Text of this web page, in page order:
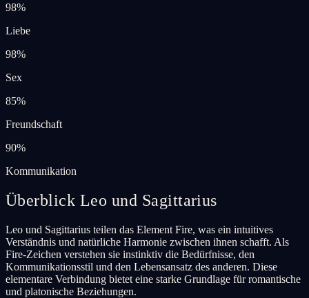
98%
Liebe
98%
Sex
85%
Freundschaft
90%
Kommunikation
Überblick Leo und Sagittarius
Leo und Sagittarius teilen das Element Fire, was ein intuitives
Verständnis und natürliche Harmonie zwischen ihnen schafft. Als
Fire-Zeichen verstehen sie instinktiv die Bedürfnisse, den
Kommunikationsstil und den Lebensansatz des anderen. Diese
elementare Verbindung bietet eine starke Grundlage für romantische
und platonische Beziehungen.